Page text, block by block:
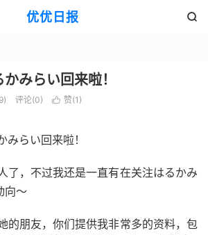
优优日报 
みらい回来啦！
评论(0)  赞(1 )
了，不过我还是一直有在关注はるかみ
向～
的朋友，你们提供我非常多的资料，包